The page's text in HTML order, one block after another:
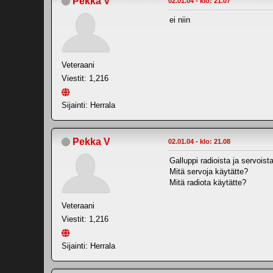
Veteraani
Viestit: 1,216
Sijainti: Herrala
ei niin
Pekka V
Veteraani
Viestit: 1,216
Sijainti: Herrala
02.01.04 - klo: 21.08
Galluppi radioista ja
Mitä servoja käytätte?
Mitä radiota käytätte?